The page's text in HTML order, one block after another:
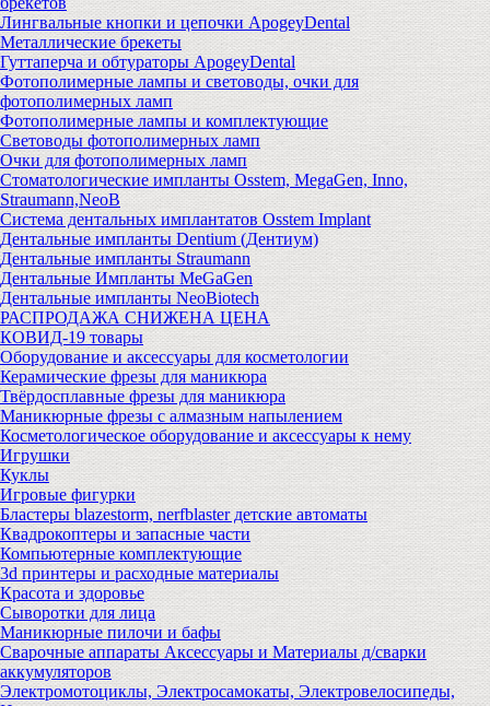
Лингвальные кнопки и цепочки ApogeyDental
Металлические брекеты
Гуттаперча и обтураторы ApogeyDental
Фотополимерные лампы и световоды, очки для
фотополимерных ламп
Фотополимерные лампы и комплектующие
Световоды фотополимерных ламп
Очки для фотополимерных ламп
Стоматологические импланты Osstem, MegaGen, Inno,
Straumann,NeoB
Система дентальных имплантатов Osstem Implant
Дентальные импланты Dentium (Дентиум)
Дентальные импланты Straumann
Дентальные Импланты MeGaGen
Дентальные импланты NeoBiotech
РАСПРОДАЖА СНИЖЕНА ЦЕНА
КОВИД-19 товары
Оборудование и аксессуары для косметологии
Керамические фрезы для маникюра
Твёрдосплавные фрезы для маникюра
Маникюрные фрезы с алмазным напылением
Косметологическое оборудование и аксессуары к нему
Игрушки
Куклы
Игровые фигурки
Бластеры blazestorm, nerfblaster детские автоматы
Квадрокоптеры и запасные части
Компьютерные комплектующие
3d принтеры и расходные материалы
Красота и здоровье
Сыворотки для лица
Маникюрные пилочи и бафы
Сварочные аппараты Аксессуары и Материалы д/сварки
аккумуляторов
Электромотоциклы, Электросамокаты, Электровелосипеды,